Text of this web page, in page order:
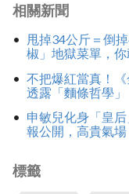
相關新聞
甩掉34公斤＝倒
椒」地獄菜單，你
不把爆紅當真！
透露「麵條哲學
申敏兒化身「皇
報公開，高貴氣
標籤